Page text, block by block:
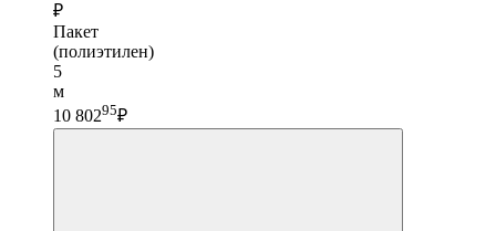
₽
Пакет
(полиэтилен)
5
м
10 80295₽